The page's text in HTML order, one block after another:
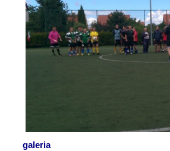
galeria